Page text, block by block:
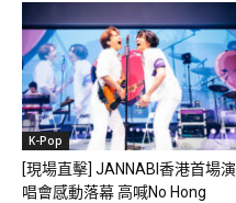
K-Pop
[現場直擊] JANNABI香港首場演
唱會感動落幕 高喊No Hong